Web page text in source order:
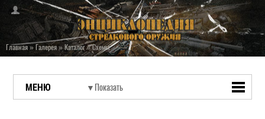
Главная»Галерея»Каталог»Схемы
МЕНЮ